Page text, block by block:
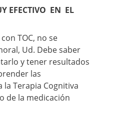
EFECTIVO EN EL
TOC, no se
Ud. Debe saber
y tener resultados
las
Terapia Cognitiva
de la medicación